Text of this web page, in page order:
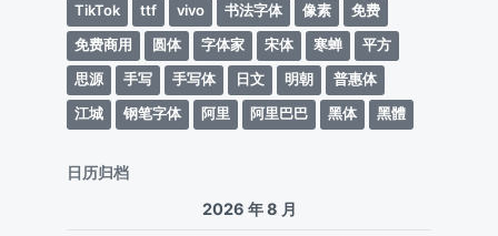
TikTok
ttf vivo 书法字体 像素
免费
免费商用
圆体 字体家 宋体 寒蝉
平方
思源
手写 手写体 日文 明朝
普惠体
江城
钢笔字体 阿里 阿里巴巴 黑体 黑體
日历归档
2026 年 8 月